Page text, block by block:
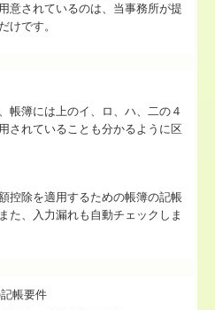
意されているのは、当事務所が提
けです。
帳簿には上のイ、ロ、ハ、二の４
されていることも分かるように区
控除を適用するための帳簿の記帳
た、入力漏れも自動チェックしま